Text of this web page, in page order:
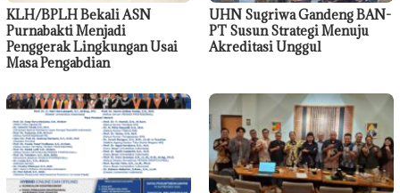
KLH/BPLH Bekali ASN
Purnabakti Menjadi
Penggerak Lingkungan Usai
Masa Pengabdian
UHN Sugriwa Gandeng BAN-
PT Susun Strategi Menuju
Akreditasi Unggul